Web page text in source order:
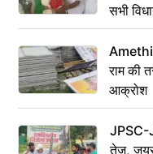
सभी
Amethi
राम की
आक्रोश
JPSC-
तेज,